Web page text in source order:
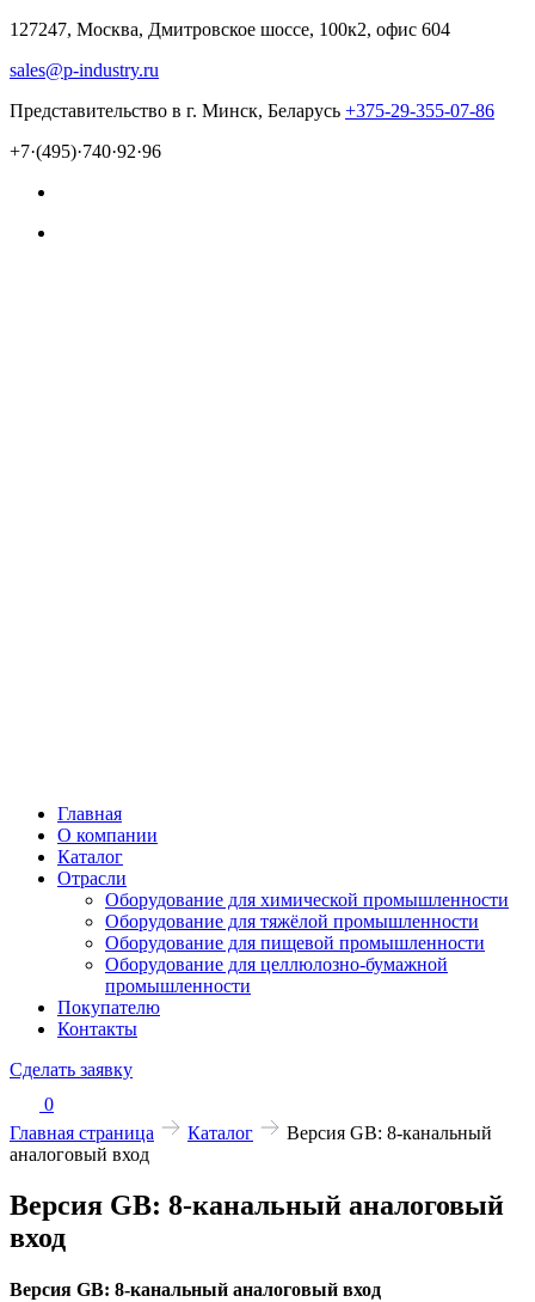
127247, Москва, Дмитровское шоссе, 100к2, офис 604
sales@p-industry.ru
Представительство в г. Минск, Беларусь +375-29-355-07-86
+7·(495)·740·92·96
Главная
О компании
Каталог
Отрасли
Оборудование для химической промышленности
Оборудование для тяжёлой промышленности
Оборудование для пищевой промышленности
Оборудование для целлюлозно-бумажной
промышленности
Покупателю
Контакты
Сделать заявку
0
Главная страница
Каталог
Версия GB: 8-канальный
аналоговый вход
Версия GB: 8-канальный аналоговый
вход
Версия GB: 8-канальный аналоговый вход